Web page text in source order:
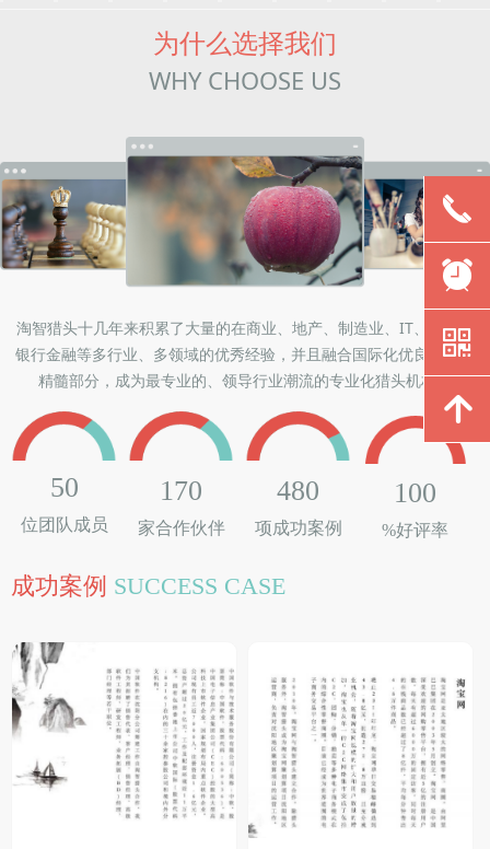
为什么选择我们
WHY CHOOSE US
淘智猎头十几年来积累了大量的在商业、地产、制造业、IT、能源、
银行金融等多行业、多领域的优秀经验，并且融合国际化优良企业的
精髓部分，成为最专业的、领导行业潮流的专业化猎头机构。
50
位团队成员
170
家合作伙伴
480
项成功案例
100
%好评率
成功案例 SUCCESS CASE
끅
뀥
낃
녕